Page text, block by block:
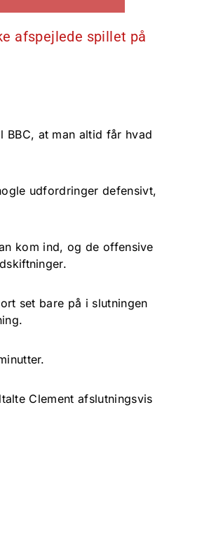
afspejlede spillet på
BBC, at man altid får hvad
udfordringer defensivt,
kom ind, og de offensive
set bare på i slutningen
Clement afslutningsvis